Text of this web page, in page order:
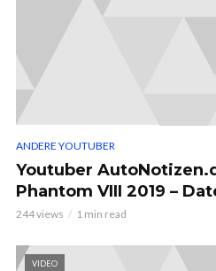
ANDERE YOUTUBER
Youtuber
Phantom VIII 2019 –
244 views 1 min read
VIDEO